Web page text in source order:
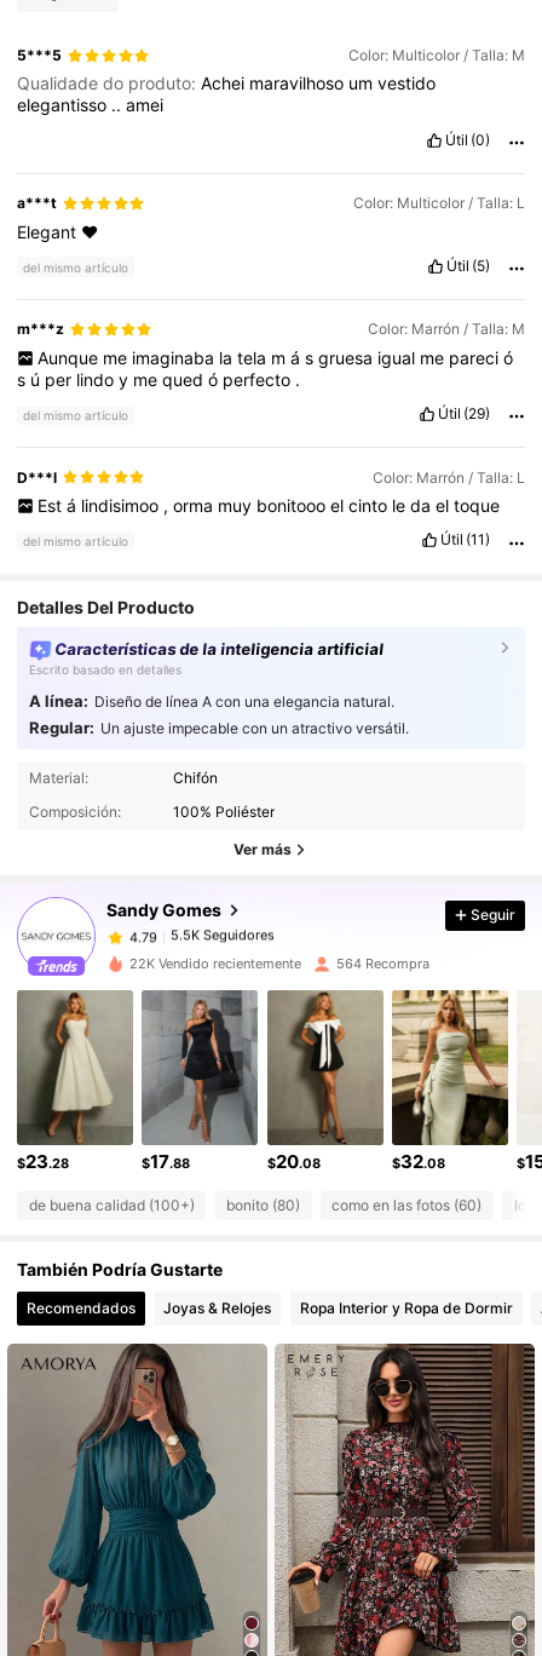
5***5 Color: Multicolor / Talla: M
Qualidade do produto:Achei maravilhoso umvestido
elegantisso ..amei
Útil (0)
a***t Color: Multicolor / Talla: L
Elegant ❤️
del mismo artículo Útil (5)
m***z Color: Marrón / Talla: M
Aunque me imaginaba la tela m á s gruesa igual me pareci ó
s ú per lindoy mequedó perfecto .
del mismo artículo Útil (29)
D***l Color: Marrón / Talla: L
Est á lindisimoo , orma muy bonitooo el cinto le da el toque
del mismo artículo Útil (11)
Detalles Del Producto
Características de la inteligencia artificial
Escrito basado en detalles
A línea: Diseño de línea A con una elegancia natural.
Regular: Un ajuste impecable con un atractivo versátil.
Material:
Chifón
Composición:
100% Poliéster
Ver más
Sandy Gomes
5.5K Seguidores
5.5K Seguidores
4.79
5.5K Seguidores
2***4
seguidoHace 11 horas
4.79
4.79 5.5K Seguidores
5.5K Seguidores
5.5K Seguidores
5.5K Seguidores
4.79 5.5K Seguidores
Seguir
22K Vendido recientemente 564 Recompra
$23.28 $17.88 $20.08 $32.08 $
de buena calidad (100+) bonito (80) como en las fotos (60) lo
También Podría Gustarte
Recomendados Joyas & Relojes Ropa Interior y Ropa de Dormir